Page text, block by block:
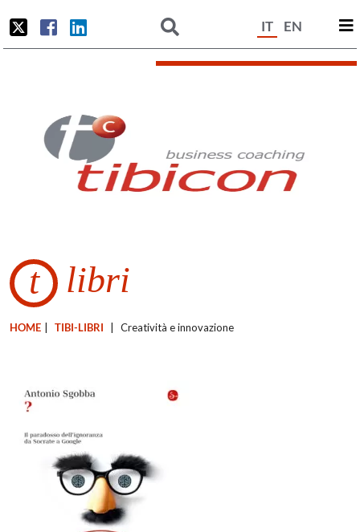
IT EN
t libri
HOME TIBI-LIBRI Creatività e innovazione